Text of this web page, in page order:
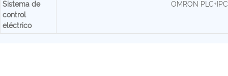
Sistema de
control
eléctrico
OMRON